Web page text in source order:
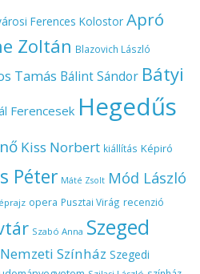
Ferences Kolostor Apró
Zoltán Blazovich László
Tamás Bálint Sándor Bátyi
Ferencesek Hegedűs
Kiss Norbert kiállítás Képiró
Péter Máté Zsolt Mód László
opera Pusztai Virág recenzió
Szabó Anna Szeged
Színház Szegedi